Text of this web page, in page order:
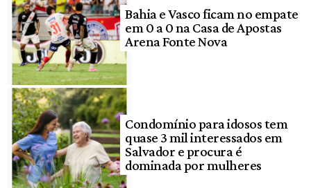
Bahia e Vasco ficam no empate
em 0 a 0 na Casa de Apostas
Arena Fonte Nova
Condomínio para idosos tem
quase 3 mil interessados em
Salvador e procura é
dominada por mulheres